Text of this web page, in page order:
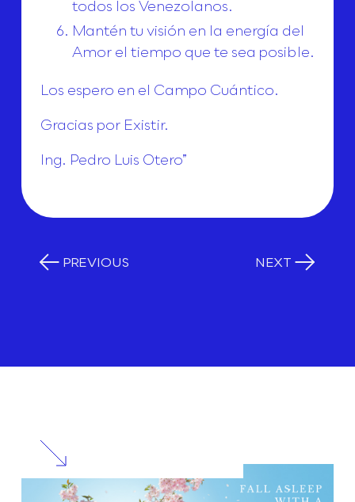
todos los Venezolanos.
Mantén tu visión en la energía del
Amor el tiempo que te sea posible.
Los espero en el Campo Cuántico.
Gracias por Existir.
Ing. Pedro Luis Otero”
PREVIOUS NEXT